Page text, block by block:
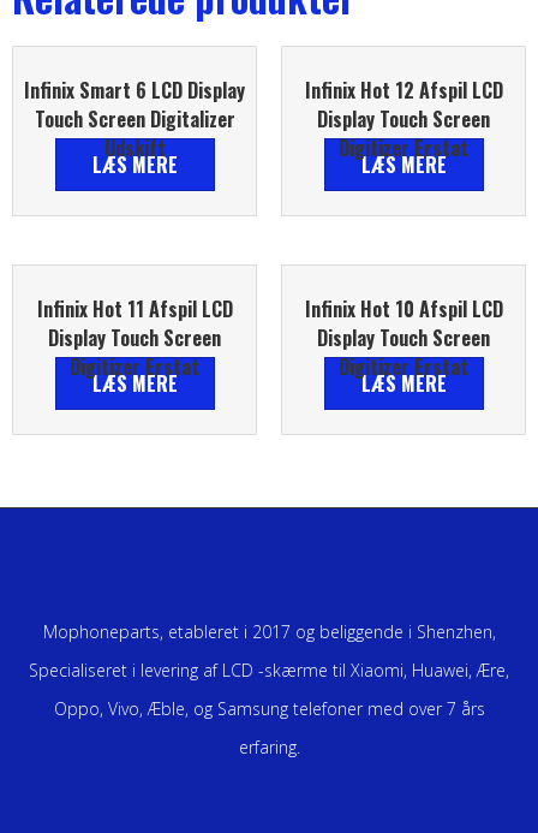
Infinix Smart 6 LCD Display
Touch Screen Digitalizer
Udskift
LÆS MERE
Infinix Hot 12 Afspil LCD
Display Touch Screen
Digitizer Erstat
LÆS MERE
Infinix Hot 11 Afspil LCD
Display Touch Screen
Digitizer Erstat
LÆS MERE
Infinix Hot 10 Afspil LCD
Display Touch Screen
Digitizer Erstat
LÆS MERE
Mophoneparts, etableret i 2017 og beliggende i Shenzhen,
Specialiseret i levering af LCD -skærme til Xiaomi, Huawei, Ære,
Oppo, Vivo, Æble, og Samsung telefoner med over 7 års
erfaring.